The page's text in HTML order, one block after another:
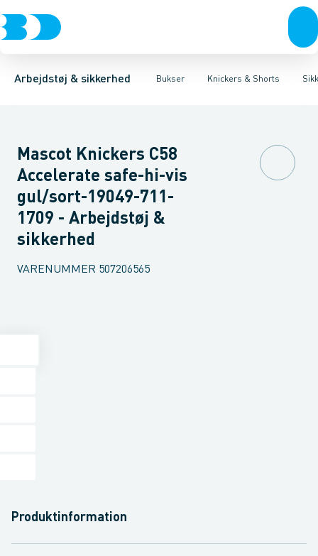
Arbejdstøj & sikkerhed Bukser
Trøjer & t-shirtsBukser Overtøj & huer Undertøj & sokker Sko
Knickers & Shorts
BukserKnickers & Shorts OverallsKedeldragterKnæskånere
Knickers med hængelommerKnickers med lårlommer
Mascot Knickers C58
Accelerate safe-hi-vis
gul/sort-19049-711-
1709 - Arbejdstøj &
sikkerhed
VARENUMMER 507206565
Produktinformation